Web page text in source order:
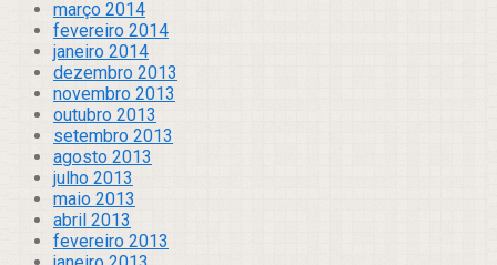
março 2014
fevereiro 2014
janeiro 2014
dezembro 2013
novembro 2013
outubro 2013
setembro 2013
agosto 2013
julho 2013
maio 2013
abril 2013
fevereiro 2013